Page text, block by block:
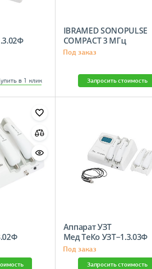
в 1 клик
IBRAMED SONOPULSE
COMPACT 3 МГц
Под заказ
Запросить стоимость
Аппарат УЗТ
Мед ТеКо УЗТ−1.3.03Ф
Под заказ
Запросить стоимость